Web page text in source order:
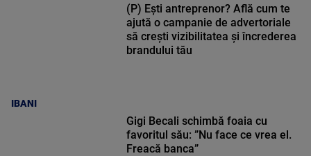
IBANI
(P) Ești antreprenor? Află cum te
ajută o campanie de advertoriale
să crești vizibilitatea și încrederea
brandului tău
Gigi Becali schimbă foaia cu
favoritul său: ”Nu face ce vrea el.
Freacă banca”